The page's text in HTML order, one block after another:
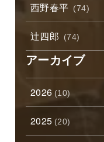
西野春平 (74)
辻四郎 (74)
アーカイブ
2026 (10)
2025 (20)